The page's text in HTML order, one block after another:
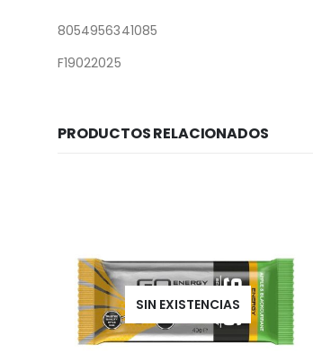
8054956341085
F19022025
PRODUCTOS RELACIONADOS
SIN EXISTENCIAS